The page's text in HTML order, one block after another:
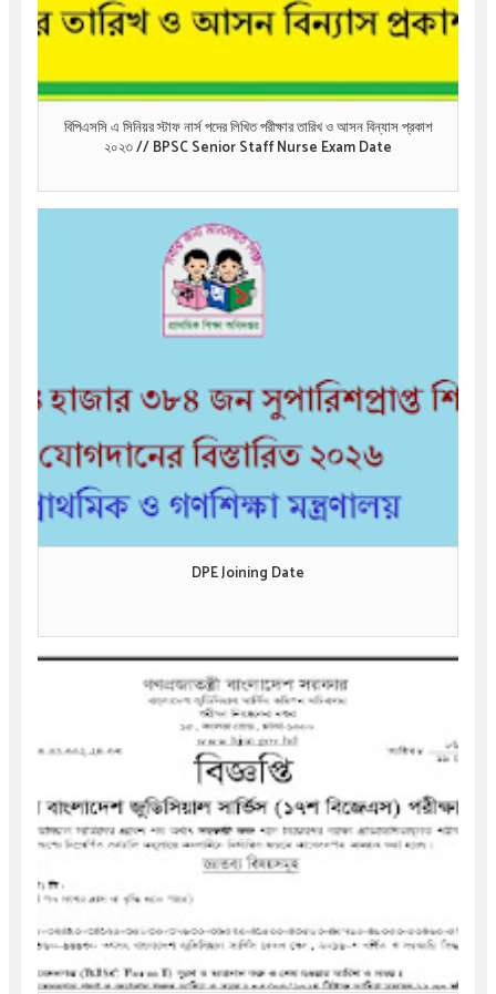
বিপিএসসি এ সিনিয়র স্টাফ নার্স পদের লিখিত পরীক্ষার তারিখ ও আসন বিন্যাস প্রকাশ
২০২৩ // BPSC Senior Staff Nurse Exam Date
DPE Joining Date